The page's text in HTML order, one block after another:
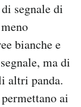
segnale di
bianche e
ma di
altri panda.
ai